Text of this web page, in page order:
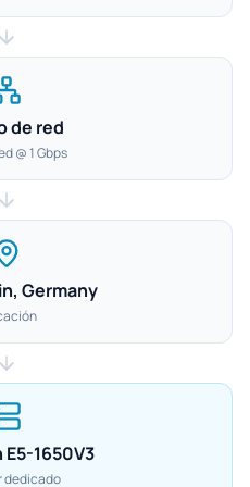
de red
@ 1 Gbps
Germany
1650V3
dedicado